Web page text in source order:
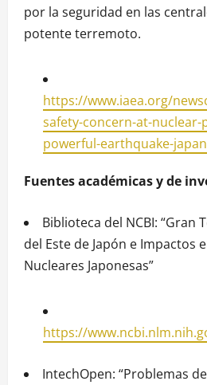
por la seguridad en las
potente terremoto.
https://www.iaea.org/
safety-concern-at-
powerful-earthquake-
Fuentes académicas y de
Biblioteca del NCBI: “Gran
del Este de Japón e Impactos
Nucleares Japonesas”
https://
IntechOpen: “Problemas